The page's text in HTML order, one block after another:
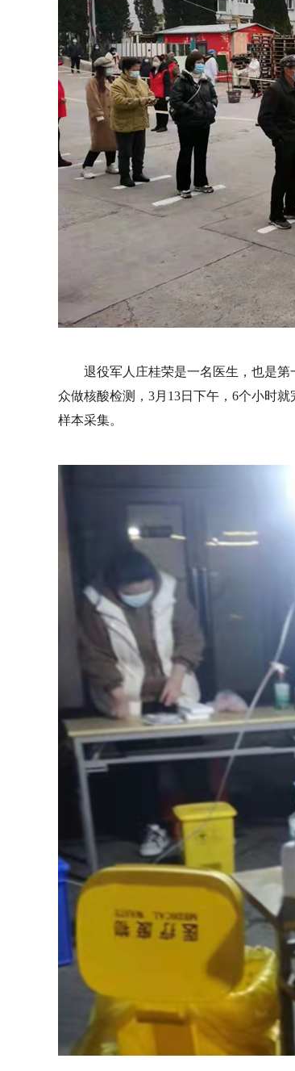
退役军人庄桂荣是一名医生，也是
众做核酸检测，3月13日下午，6个小时
样本采集。